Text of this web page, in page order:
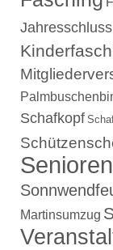
Jahresschluss
Schafkopf
Martinsumzug